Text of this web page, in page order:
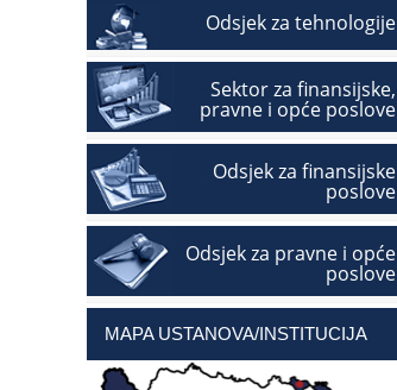
Odsjek za tehnologije
Sektor za finansijske,
pravne i opće poslove
Odsjek za finansijske
poslove
Odsjek za pravne i opće
poslove
MAPA USTANOVA/INSTITUCIJA